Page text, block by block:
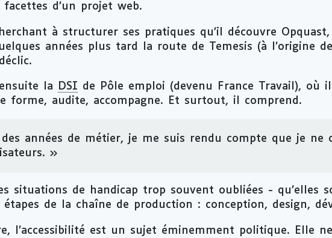
d’un projet web.
à structurer ses pratiques qu’il découvre Opquast,
années plus tard la route de Temesis (à l’origine
la DSI de Pôle emploi (devenu France Travail), où
forme, audite, accompagne. Et surtout, il comprend.
années de métier, je me suis rendu compte que je ne
»
situations de handicap trop souvent oubliées - qu’elles
de la chaîne de production : conception, design,
l’accessibilité est un sujet éminemment politique. Elle